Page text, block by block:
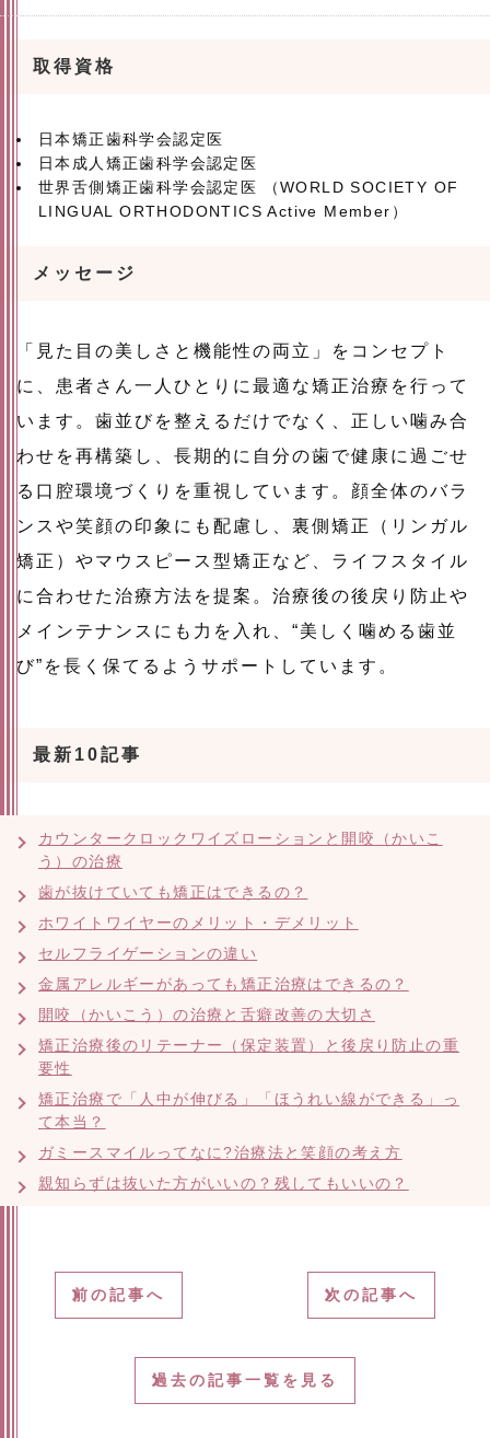
取得資格
日本矯正歯科学会認定医
日本成人矯正歯科学会認定医
世界舌側矯正歯科学会認定医 （WORLD SOCIETY OF
LINGUAL ORTHODONTICS Active Member）
メッセージ
「見た目の美しさと機能性の両立」をコンセプト
に、患者さん一人ひとりに最適な矯正治療を行って
います。歯並びを整えるだけでなく、正しい噛み合
わせを再構築し、長期的に自分の歯で健康に過ごせ
る口腔環境づくりを重視しています。顔全体のバラ
ンスや笑顔の印象にも配慮し、裏側矯正（リンガル
矯正）やマウスピース型矯正など、ライフスタイル
に合わせた治療方法を提案。治療後の後戻り防止や
メインテナンスにも力を入れ、“美しく噛める歯並
び”を長く保てるようサポートしています。
最新10記事
カウンタークロックワイズローションと開咬（かいこ
う）の治療
歯が抜けていても矯正はできるの？
ホワイトワイヤーのメリット・デメリット
セルフライゲーションの違い
金属アレルギーがあっても矯正治療はできるの？
開咬（かいこう）の治療と舌癖改善の大切さ
矯正治療後のリテーナー（保定装置）と後戻り防止の重
要性
矯正治療で「人中が伸びる」「ほうれい線ができる」っ
て本当？
ガミースマイルってなに?治療法と笑顔の考え方
親知らずは抜いた方がいいの？残してもいいの？
前の記事へ 次の記事へ
過去の記事一覧を見る